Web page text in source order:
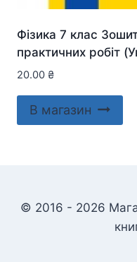
Фізика 7 клас
практичних робіт
20.00 ₴
В магазин
© 2016 - 2026